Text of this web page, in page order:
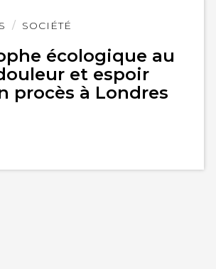
SOCIÉTÉ
écologique au
et espoir
procès à Londres